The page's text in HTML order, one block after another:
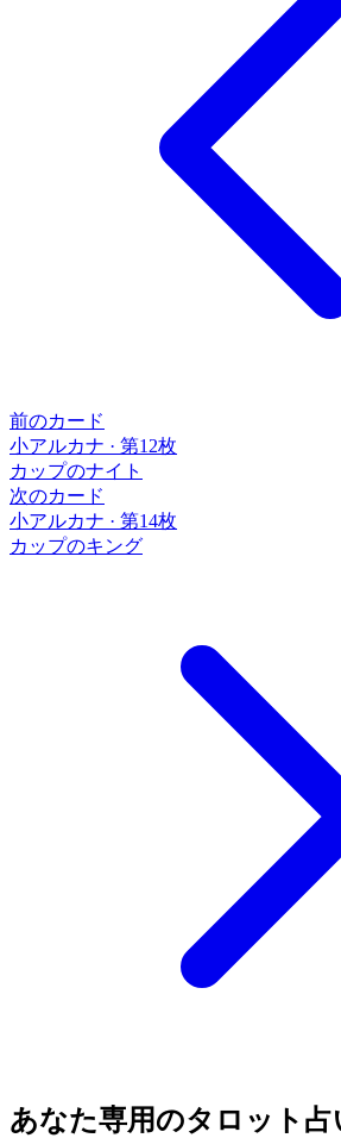
前のカード
小アルカナ · 第12枚
カップのナイト
次のカード
小アルカナ · 第14枚
カップのキング
あなた専用のタロット占